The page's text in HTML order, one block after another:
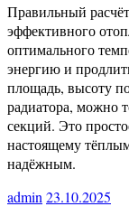
Правильный
эффективного
оптимального
энергию и
площадь, высоту
радиатора, можно
секций. Это
настоящему
надёжным.
admin 23.10.2025